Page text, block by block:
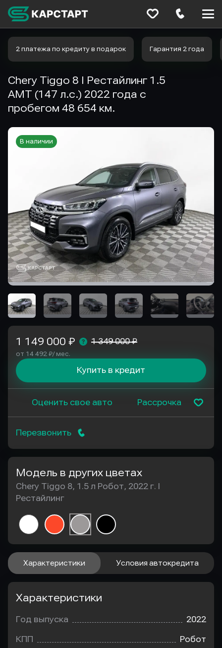
2 платежа по кредиту в подарок Гарантия 2 года
Chery Tiggo 8 I Рестайлинг 1.5
AMT (147 л.с.) 2022 года с
пробегом 48 654 км.
В наличии
1 149 000 ₽ 1 349 000 ₽
от 14 492 ₽/ мес.
Купить в кредит
Оценить свое авто Рассрочка
Перезвонить
Модель в других цветах
Chery Tiggo 8, 1.5 л Робот, 2022 г. I
Рестайлинг
Характеристики Условия автокредита
Характеристики
Год выпуска 2022
КПП Робот